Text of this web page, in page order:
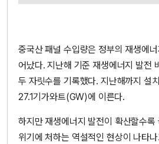
중국산 패널 수입량은 정부의 재생에
어났다. 지난해 기준 재생에너지 발전
두 자릿수를 기록했다. 지난해까지 설
27.1기가와트(GW)에 이른다.
하지만 재생에너지 발전이 확산할수
위기에 처하는 역설적인 현상이 나타